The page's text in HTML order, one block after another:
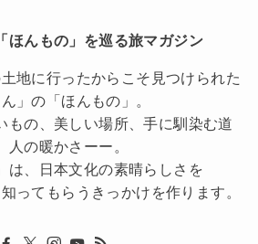
ほんもの」を巡る旅マガジン
地に行ったからこそ見つけられた
ん」の「ほんもの」。
もの、美しい場所、手に馴染む道
人の暖かさーー。
は、日本文化の素晴らしさを
ってもらうきっかけを作ります。